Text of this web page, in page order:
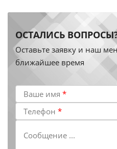
ОСТАЛИСЬ
Оставьте заявку и наш
ближайшее время
Ваше имя *
Телефон *
Сообщение ...